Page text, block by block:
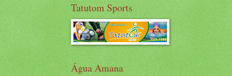
Tatutom Sports
Água Amana